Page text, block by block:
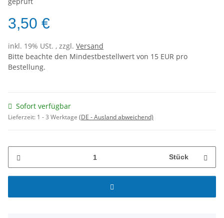
3,50 €
inkl. 19% USt. , zzgl. Versand
Bitte beachte den Mindestbestellwert von 15 EUR pro
Bestellung.
Sofort verfügbar
Lieferzeit: 1 - 3 Werktage (DE - Ausland abweichend)
Stück